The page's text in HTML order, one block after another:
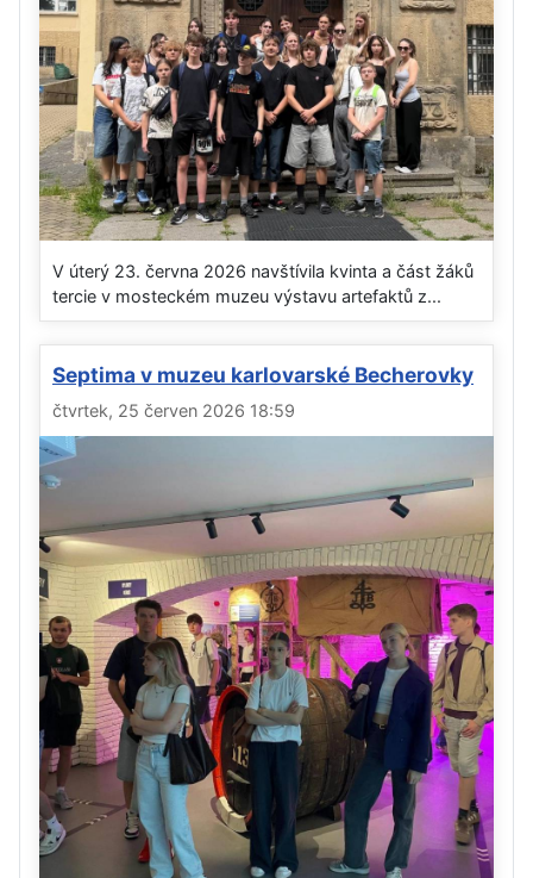
V úterý 23. června 2026 navštívila kvinta a část žáků
tercie v mosteckém muzeu výstavu artefaktů z...
Septima v muzeu karlovarské Becherovky
čtvrtek, 25 červen 2026 18:59